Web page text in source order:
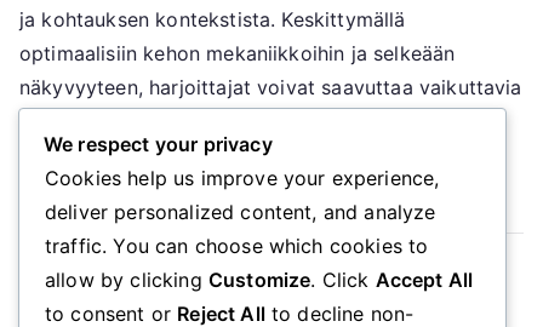
ja kohtauksen kontekstista. Keskittymällä
optimaalisiin kehon mekaniikkoihin ja selkeään
näkyvyyteen, harjoittajat voivat saavuttaa vaikuttavia
Read More
Read more
We respect your privacy
Cookies help us improve your experience,
deliver personalized content, and analyze
traffic. You can choose which cookies to
allow by clicking Customize. Click Accept All
to consent or Reject Allto decline non-